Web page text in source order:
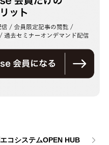
コシステムOPEN HUB